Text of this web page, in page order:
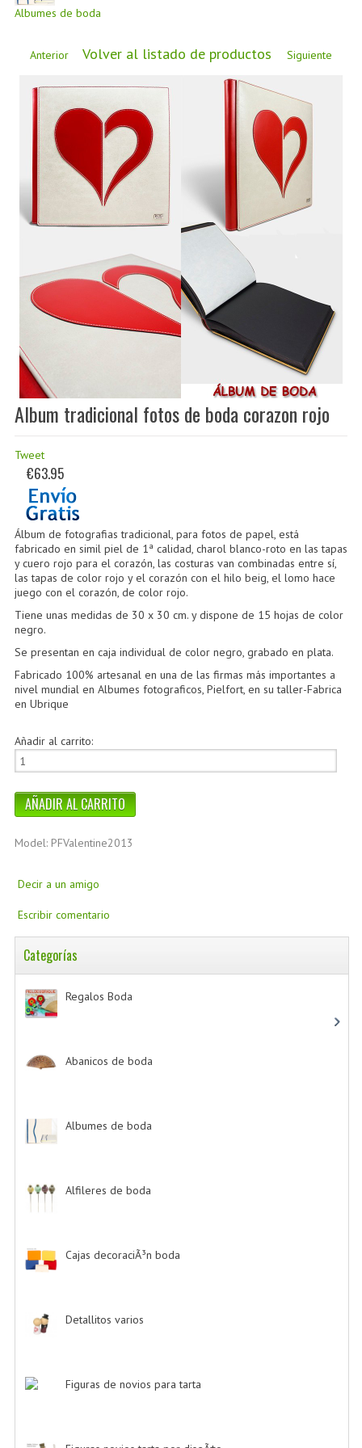
Albumes de boda
Anterior Volver al listado de productos Siguiente
Album tradicional fotos de boda corazon rojo
Tweet
€63.95
Álbum de fotografias tradicional, para fotos de papel, está
fabricado en simil piel de 1ª calidad, charol blanco-roto en las tapas
y cuero rojo para el corazón, las costuras van combinadas entre sí,
las tapas de color rojo y el corazón con el hilo beig, el lomo hace
juego con el corazón, de color rojo.
Tiene unas medidas de 30 x 30 cm. y dispone de 15 hojas de color
negro.
Se presentan en caja individual de color negro, grabado en plata.
Fabricado 100% artesanal en una de las firmas más importantes a
nivel mundial en Albumes fotograficos, Pielfort, en su taller-Fabrica
en Ubrique
Añadir al carrito:
Model: PFValentine2013
Decir a un amigo
Escribir comentario
Categorías
Regalos Boda
Abanicos de boda
Albumes de boda
Alfileres de boda
Cajas decoraciÃ³n boda
Detallitos varios
Figuras de novios para tarta